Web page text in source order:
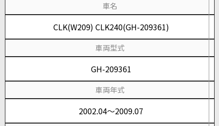
車名
CLK(W209) CLK240(GH-209361)
車両型式
GH-209361
車両年式
2002.04～2009.07